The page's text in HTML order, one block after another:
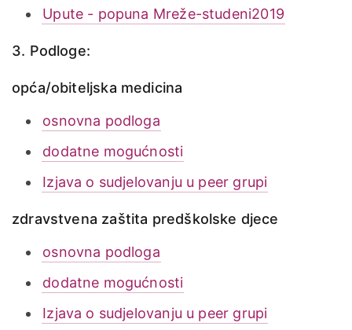
Upute - popuna Mreže-studeni2019
3. Podloge:
opća/obiteljska medicina
osnovna podloga
dodatne mogućnosti
Izjava o sudjelovanju u peer grupi
zdravstvena zaštita predškolske djece
osnovna podloga
dodatne mogućnosti
Izjava o sudjelovanju u peer grupi